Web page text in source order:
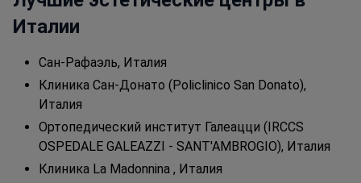
Италии
Сан-Рафаэль, Италия
Клиника Сан-Донато (Policlinico San Donato),
Италия
Ортопедический институт Галеацци (IRCCS
OSPEDALE GALEAZZI - SANT'AMBROGIO), Италия
Клиника La Madonnina , Италия